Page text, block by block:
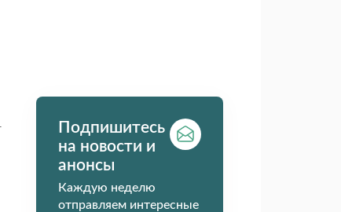
Подпишитесь
на новости и
анонсы
Каждую неделю
отправляем интересные